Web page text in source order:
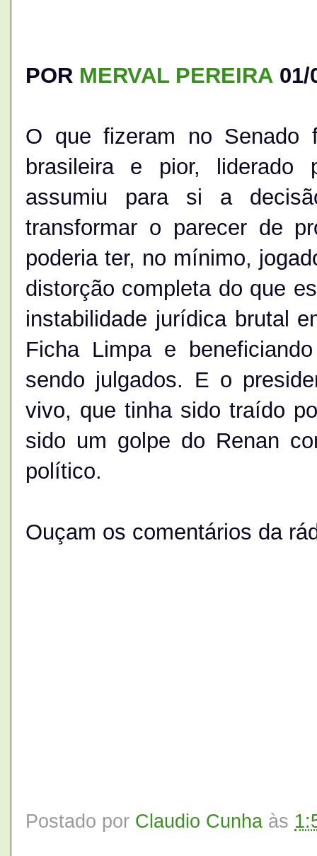
POR MERVAL PEREIRA 01/
O que fizeram no Senado
brasileira e pior, liderado
assumiu para si a
transformar o parecer de
poderia ter, no mínimo,
distorção completa do que
instabilidade jurídica brutal
Ficha Limpa e
sendo julgados. E o
vivo, que tinha sido traído
sido um golpe do Renan
político.
Ouçam os comentários da
Postado por Claudio Cunha às